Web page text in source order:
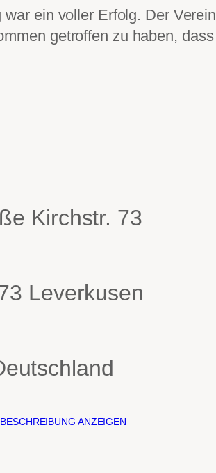
ein voller Erfolg. Der
getroffen zu haben,
Kirchstr. 73
Leverkusen
ANZEIGEN